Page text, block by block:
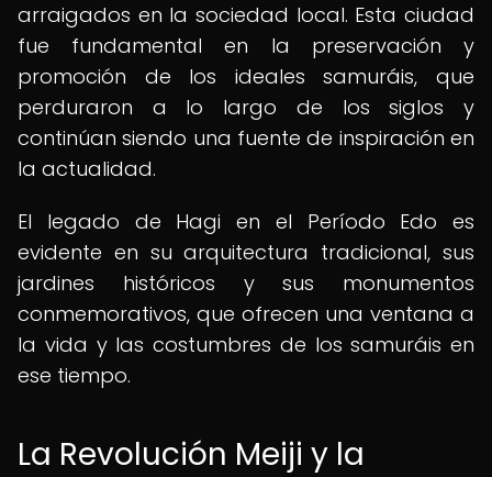
arraigados en la sociedad local. Esta ciudad
fue fundamental en la preservación y
promoción de los ideales samuráis, que
perduraron a lo largo de los siglos y
continúan siendo una fuente de inspiración en
la actualidad.
El legado de Hagi en el Período Edo es
evidente en su arquitectura tradicional, sus
jardines históricos y sus monumentos
conmemorativos, que ofrecen una ventana a
la vida y las costumbres de los samuráis en
ese tiempo.
La Revolución Meiji y la